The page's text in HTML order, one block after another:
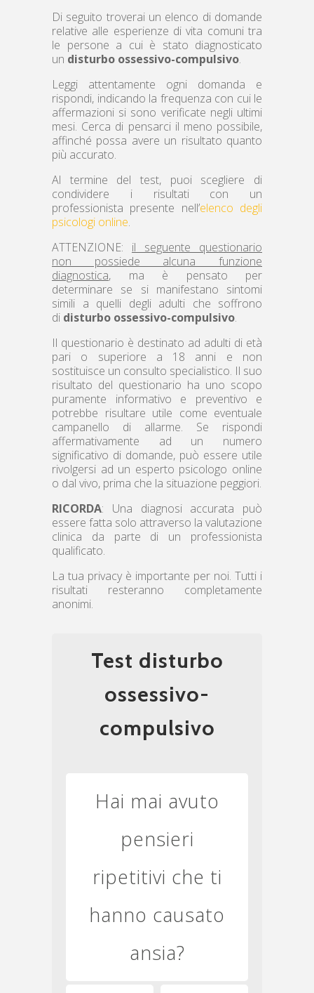
Di seguito troverai un elenco di domande
relative alle esperienze di vita comuni tra
le persone a cui è stato diagnosticato
un disturbo ossessivo-compulsivo.
Leggi attentamente ogni domanda e
rispondi, indicando la frequenza con cui le
affermazioni si sono verificate negli ultimi
mesi. Cerca di pensarci il meno possibile,
affinché possa avere un risultato quanto
più accurato.
Al termine del test, puoi scegliere di
condividere i risultati con un
professionista presente nell’elenco degli
psicologi online.
ATTENZIONE: il seguente questionario
non possiede alcuna funzione
diagnostica, ma è pensato per
determinare se si manifestano sintomi
simili a quelli degli adulti che soffrono
di disturbo ossessivo-compulsivo.
Il questionario è destinato ad adulti di età
pari o superiore a 18 anni e non
sostituisce un consulto specialistico. Il suo
risultato del questionario ha uno scopo
puramente informativo e preventivo e
potrebbe risultare utile come eventuale
campanello di allarme. Se rispondi
affermativamente ad un numero
significativo di domande, può essere utile
rivolgersi ad un esperto psicologo online
o dal vivo, prima che la situazione peggiori.
RICORDA: Una diagnosi accurata può
essere fatta solo attraverso la valutazione
clinica da parte di un professionista
qualificato.
La tua privacy è importante per noi. Tutti i
risultati resteranno completamente
anonimi.
Test disturbo
ossessivo-
compulsivo
Hai mai avuto
pensieri
ripetitivi che ti
hanno causato
ansia?